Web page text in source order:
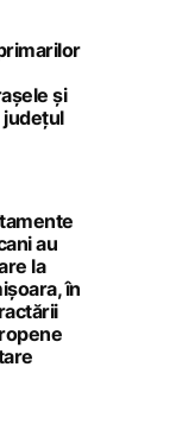
și
au
la
în